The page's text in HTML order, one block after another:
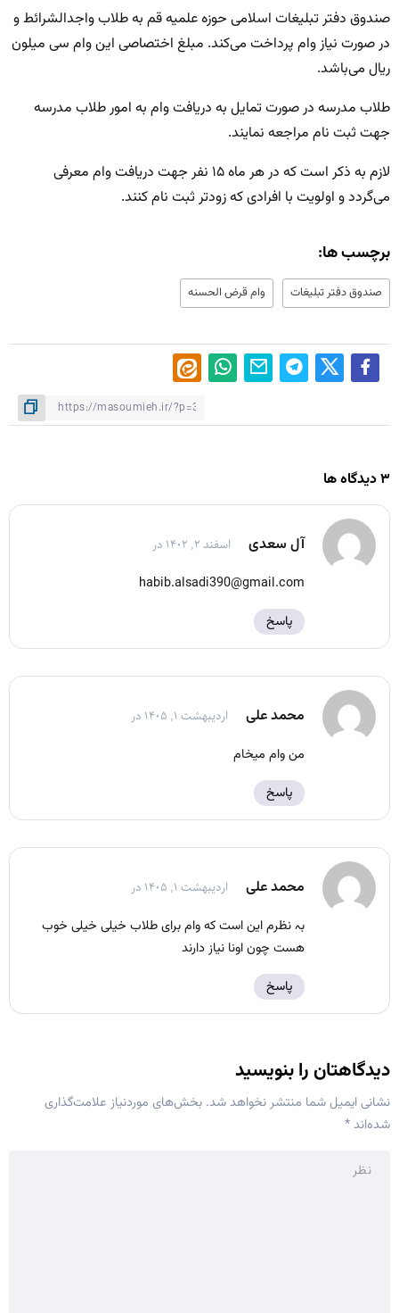
صندوق دفتر تبلیغات اسلامی حوزه علمیه قم به طلاب واجدالشرائط و
در صورت نیاز وام پرداخت می‌کند. مبلغ اختصاصی این وام سی میلون
ریال می‌باشد.
طلاب مدرسه در صورت تمایل به دریافت وام به امور طلاب مدرسه
جهت ثبت نام مراجعه نمایند.
لازم به ذکر است که در هر ماه ۱۵ نفر جهت دریافت وام معرفی
می‌گردد و اولویت با افرادی که زودتر ثبت نام کنند.
برچسب ها:
صندوق دفتر تبلیغات وام قرض الحسنه
۳ دیدگاه ها
آل سعدی
اسفند ۲, ۱۴۰۲ در
habib.alsadi390@gmail.com
پاسخ
محمد علی
اردیبهشت ۱, ۱۴۰۵ در
من وام میخام
پاسخ
محمد علی
اردیبهشت ۱, ۱۴۰۵ در
بہ نظرم این است که وام برای طلاب خیلی خیلی خوب
هست چون اونا نیاز دارند
پاسخ
دیدگاهتان را بنویسید
نشانی ایمیل شما منتشر نخواهد شد. بخش‌های موردنیاز علامت‌گذاری
شده‌اند*